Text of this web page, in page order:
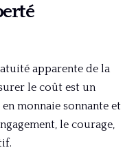
apparente de la
le coût est un
monnaie sonnante et
le courage,